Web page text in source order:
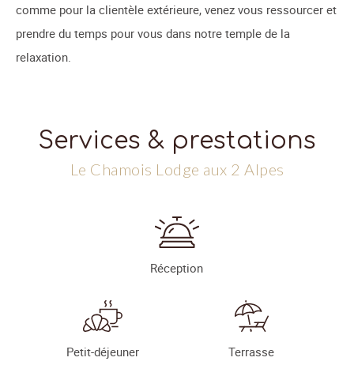
comme pour la clientèle extérieure, venez vous ressourcer et
prendre du temps pour vous dans notre temple de la
relaxation.
Services & prestations
Le Chamois Lodge aux 2 Alpes
Petit-déjeuner Terrasse
Réception